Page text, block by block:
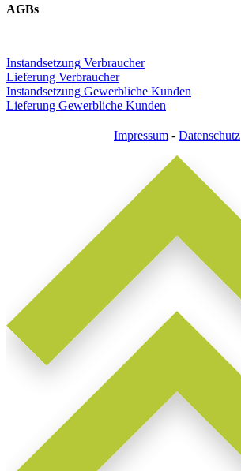
AGBs
Instandsetzung Verbraucher
Lieferung Verbraucher
Instandsetzung Gewerbliche Kunden
Lieferung Gewerbliche Kunden
Impressum - Datenschutz